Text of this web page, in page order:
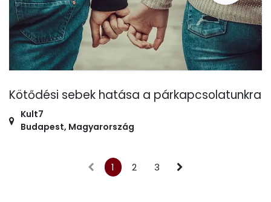
Kötődési sebek hatása a párkapcsolatunkra
Kult7
Budapest, Magyarország
1 2 3